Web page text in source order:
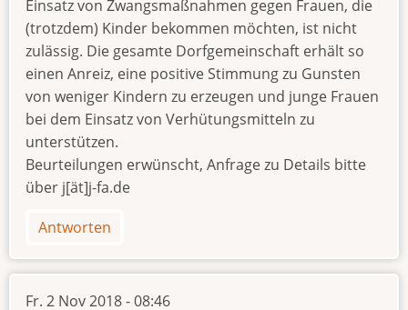
Einsatz von Zwangsmaßnahmen gegen Frauen, die
(trotzdem) Kinder bekommen möchten, ist nicht
zulässig. Die gesamte Dorfgemeinschaft erhält so
einen Anreiz, eine positive Stimmung zu Gunsten
von weniger Kindern zu erzeugen und junge Frauen
bei dem Einsatz von Verhütungsmitteln zu
unterstützen.
Beurteilungen erwünscht, Anfrage zu Details bitte
über j[ät]j-fa.de
Antworten
Fr. 2 Nov 2018 - 08:46